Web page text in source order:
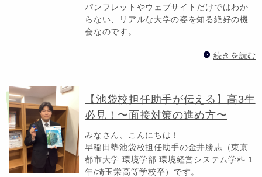
パンフレットやウェブサイトだけではわか
らない、リアルな大学の姿を知る絶好の機
会なのです。
続きを読む
【池袋校担任助手が伝える】高3生
必見！〜面接対策の進め方〜
みなさん、こんにちは！
早稲田塾池袋校担任助手の金井勝志（東京
都市大学 環境学部 環境経営システム学科 1
年/埼玉栄高等学校卒）です。